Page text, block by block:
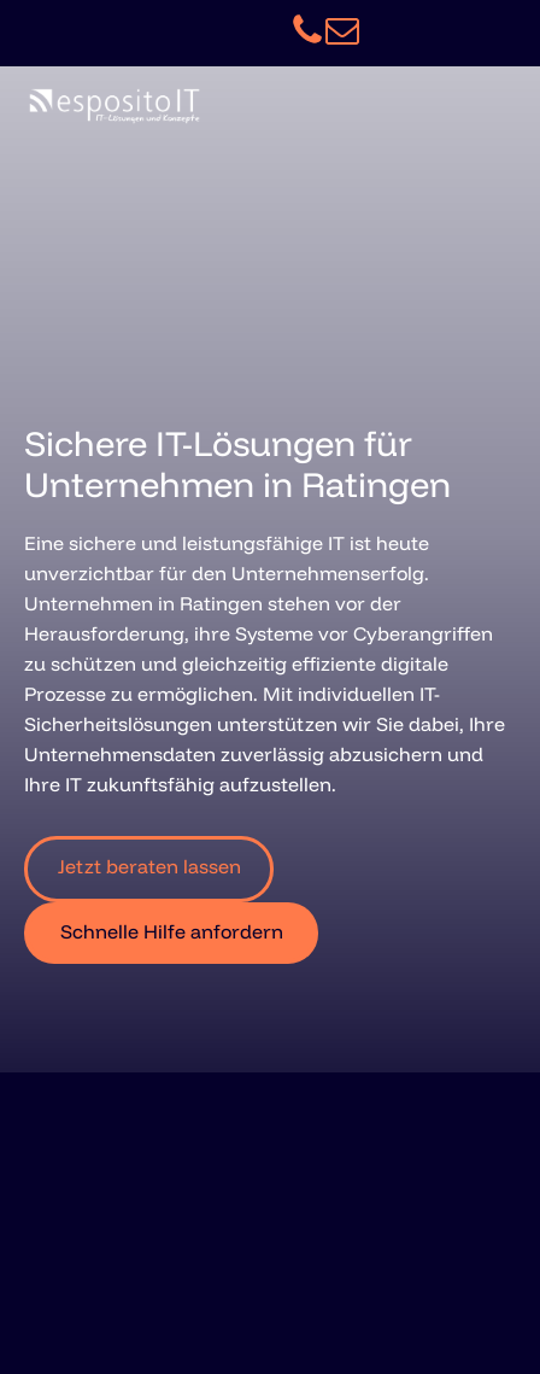
Sichere IT-Lösungen für
Unternehmen in Ratingen
Eine sichere und leistungsfähige IT ist heute
unverzichtbar für den Unternehmenserfolg.
Unternehmen in Ratingen stehen vor der
Herausforderung, ihre Systeme vor Cyberangriffen
zu schützen und gleichzeitig effiziente digitale
Prozesse zu ermöglichen. Mit individuellen IT-
Sicherheitslösungen unterstützen wir Sie dabei, Ihre
Unternehmensdaten zuverlässig abzusichern und
Ihre IT zukunftsfähig aufzustellen.
Jetzt beraten lassen
Schnelle Hilfe anfordern